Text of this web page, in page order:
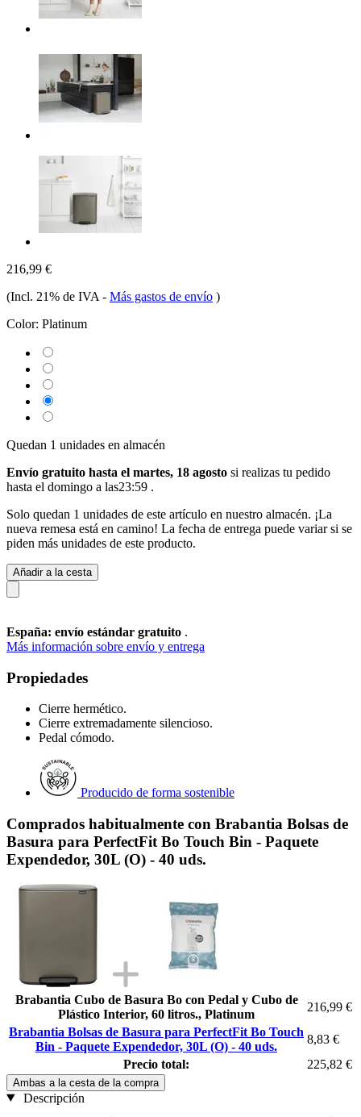
216,99 €
(Incl. 21% de IVA - Más gastos de envío )
Color: Platinum
Quedan 1 unidades en almacén
Envío gratuito hasta el martes, 18 agosto si realizas tu pedido
hasta el domingo a las23:59 .
Solo quedan 1 unidades de este artículo en nuestro almacén. ¡La
nueva remesa está en camino! La fecha de entrega puede variar si se
piden más unidades de este producto.
Añadir a la cesta
España: envío estándar gratuito .
Más información sobre envío y entrega
Propiedades
Cierre hermético.
Cierre extremadamente silencioso.
Pedal cómodo.
Producido de forma sostenible
Comprados habitualmente con Brabantia Bolsas de
Basura para PerfectFit Bo Touch Bin - Paquete
Expendedor, 30L (O) - 40 uds.
Brabantia Cubo de Basura Bo con Pedal y Cubo de
Plástico Interior, 60 litros., Platinum
216,99 €
Brabantia Bolsas de Basura para PerfectFit Bo Touch
Bin - Paquete Expendedor, 30L (O) - 40 uds.
8,83 €
Precio total:
225,82 €
Ambas a la cesta de la compra
Descripción